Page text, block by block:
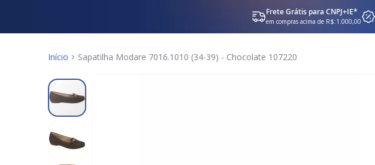
Frete Grátis para CNPJ+IE*
em compras acima de R$:1.000,00
Início
Sapatilha Modare 7016.1010 (34-39) - Chocolate 107220
Pular
para
o
final
da
Galeria